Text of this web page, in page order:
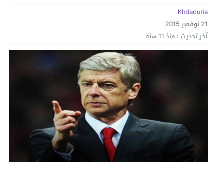
Khdaouria
21 نوفمبر 2015
آخر تحديث : منذ 11 سنة